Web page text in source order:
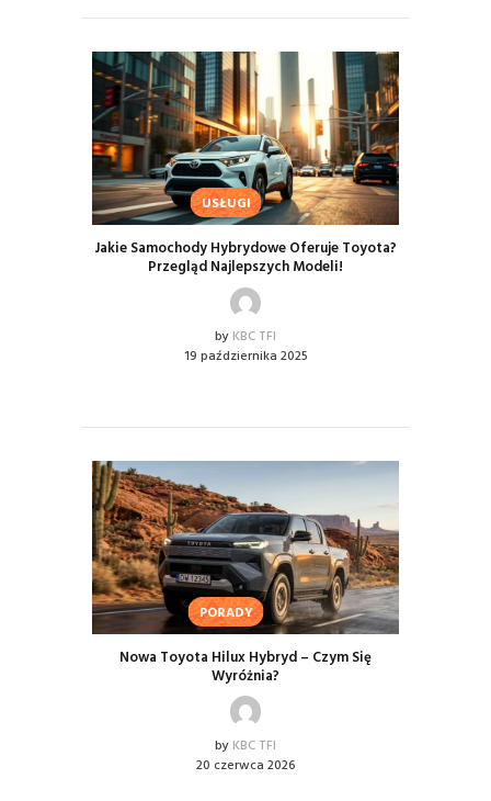
USŁUGI
Jakie Samochody Hybrydowe Oferuje Toyota?
Przegląd Najlepszych Modeli!
by KBC TFI
19 października 2025
PORADY
Nowa Toyota Hilux Hybryd – Czym Się
Wyróżnia?
by KBC TFI
20 czerwca 2026